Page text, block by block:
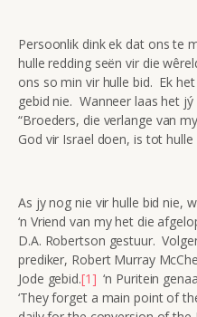
Persoonlik dink ek dat ons te
hulle redding seën vir die
ons so min vir hulle bid. Ek
gebid nie. Wanneer laas het
“Broeders, die verlange van
God vir Israel doen, is tot hulle
As jy nog nie vir hulle bid nie,
‘n Vriend van my het die
D.A. Robertson gestuur.
prediker, Robert Murray
Jode gebid.[1] ‘n Puritein
‘They forget a main point of